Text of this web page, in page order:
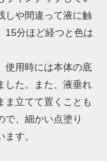
しや間違って液に触
15分ほど経つと色は
使用時には本体の底
した。また、液垂れ
ま立てて置くことも
で、細かい点塗り
す。